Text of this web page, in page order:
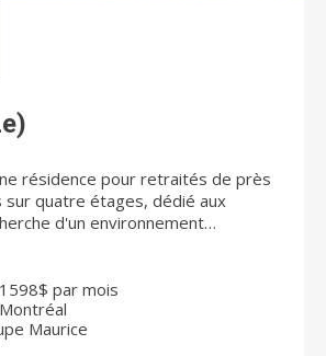
résidence pour retraités de près
sur quatre étages, dédié aux
d'un environnement
cœur même de
est établi à proximité des centres
LaSalle, des marchés
résidence offre, en plus, une facilité
Le Cavalier saura
par mois
Maurice